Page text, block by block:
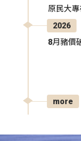
原民大
2026
8月豬價
more